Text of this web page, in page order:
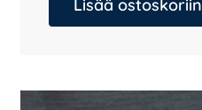
Lisää ostoskoriin